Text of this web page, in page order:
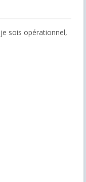
sois opérationnel,